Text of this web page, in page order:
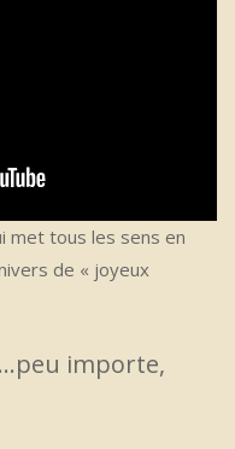
met tous les sens en
de « joyeux
importe,